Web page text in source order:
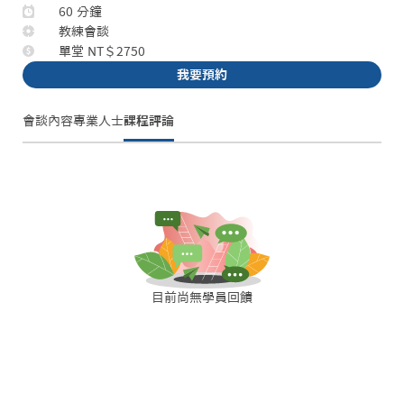
60 分鐘
教練會談
單堂 NT＄2750
我要預約
會談內容專業人士課程評論
目前尚無學員回饋